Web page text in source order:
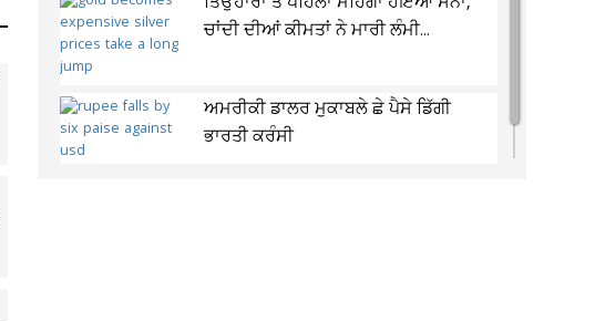
ਚਾਂਦੀ ਦੀਆਂ ਕੀਮਤਾਂ ਨੇ ਮਾਰੀ ਲੰਮੀ...
ਅਮਰੀਕੀ ਡਾਲਰ ਮੁਕਾਬਲੇ ਛੇ ਪੈਸੇ ਡਿੱਗੀ
ਭਾਰਤੀ ਕਰੰਸੀ